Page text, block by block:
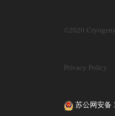
©2020
Privacy Policy
苏公网安备